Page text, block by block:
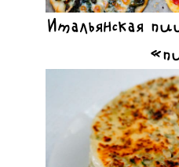
Итальянская